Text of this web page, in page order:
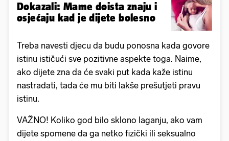
Dokazali: Mame doista znaju i
osjećaju kad je dijete bolesno
Treba navesti djecu da budu ponosna kada govore
istinu ističući sve pozitivne aspekte toga. Naime,
ako dijete zna da će svaki put kada kaže istinu
nastradati, tada će mu biti lakše prešutjeti pravu
istinu.
VAŽNO! Koliko god bilo sklono laganju, ako vam
dijete spomene da ga netko fizički ili seksualno